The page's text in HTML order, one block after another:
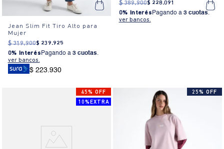
Jean Slim Fit Tiro Alto para
Mujer
$ 319.900$ 239.925
0% Interés Pagando a 3 cuotas.
ver bancos.
$ 223.930
$ 389.900$ 228.091
0% Interés Pagando a 3 cuotas.
ver bancos.
45% OFF
10%EXTRA
25% OFF